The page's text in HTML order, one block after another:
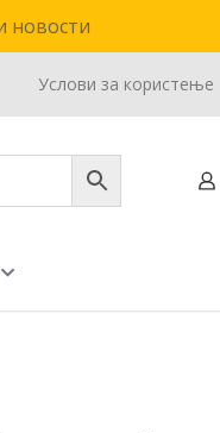
новости
Услови за користење